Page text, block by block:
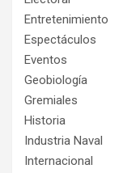
Entretenimiento
Espectáculos
Eventos
Geobiología
Gremiales
Historia
Industria Naval
Internacional